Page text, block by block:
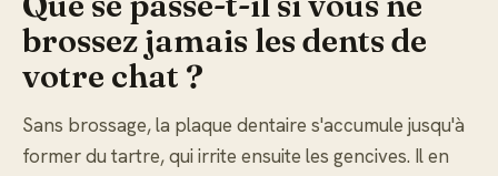
brossez jamais les dents de
votre chat ?
Sans brossage, la plaque dentaire s'accumule jusqu'à
former du tartre, qui irrite ensuite les gencives. Il en